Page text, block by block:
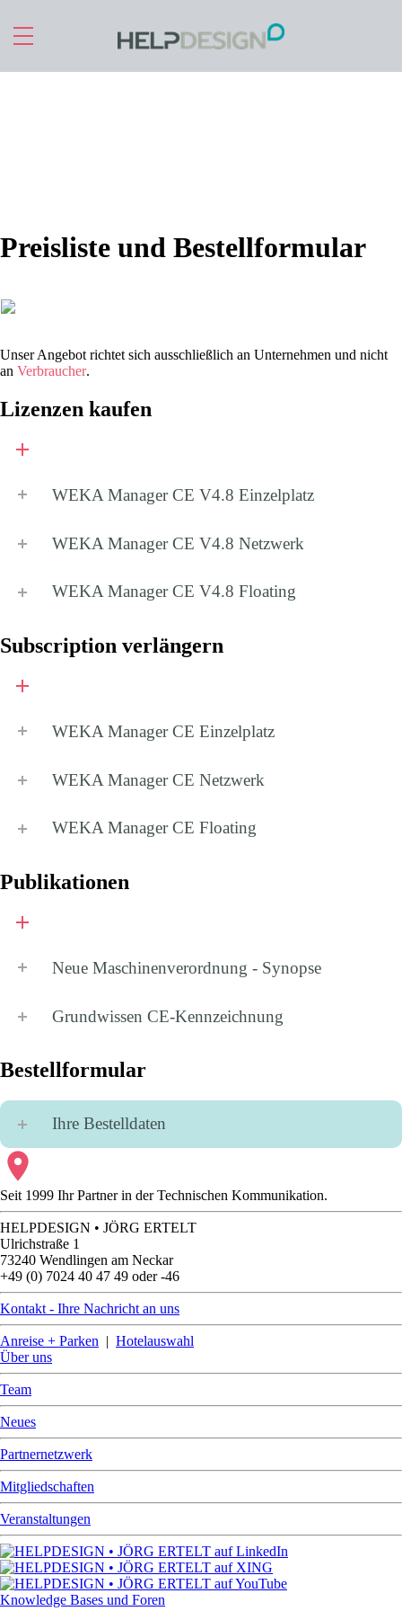
Zu Hauptinhalt springen
Preisliste und Bestellformular
Unser Angebot richtet sich ausschließlich an Unternehmen und nicht
an Verbraucher.
Lizenzen kaufen
WEKA Manager CE V4.8 Einzelplatz
WEKA Manager CE V4.8 Netzwerk
WEKA Manager CE V4.8 Floating
Subscription verlängern
WEKA Manager CE Einzelplatz
WEKA Manager CE Netzwerk
WEKA Manager CE Floating
Publikationen
Neue Maschinenverordnung - Synopse
Grundwissen CE-Kennzeichnung
Bestellformular
Ihre Bestelldaten
Seit 1999 Ihr Partner in der Technischen Kommunikation.
HELPDESIGN • JÖRG ERTELT
Ulrichstraße 1
73240 Wendlingen am Neckar
+49 (0) 7024 40 47 49 oder -46
Kontakt - Ihre Nachricht an uns
Anreise + Parken | Hotelauswahl
Über uns
Team
Neues
Partnernetzwerk
Mitgliedschaften
Veranstaltungen
Knowledge Bases und Foren